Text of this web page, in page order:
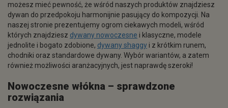
możesz mieć pewność, że wśród naszych produktów znajdziesz
dywan do przedpokoju harmonijnie pasujący do kompozycji. Na
naszej stronie prezentujemy ogrom ciekawych modeli, wśród
których znajdziesz dywany nowoczesne i klasyczne, modele
jednolite i bogato zdobione, dywany shaggy i z krótkim runem,
chodniki oraz standardowe dywany. Wybór wariantów, a zatem
również możliwości aranżacyjnych, jest naprawdę szeroki!
Nowoczesne włókna – sprawdzone
rozwiązania